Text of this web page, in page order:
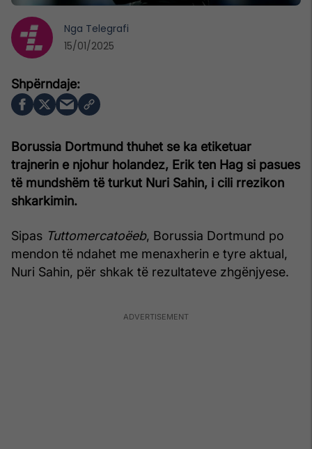
Borussia Dortmund thuhet se ka etiketuar
trajnerin e njohur holandez, Erik ten Hag si pasues
të mundshëm të turkut Nuri Sahin, i cili rrezikon
shkarkimin.
Sipas Tuttomercatoëeb, Borussia Dortmund po
mendon të ndahet me menaxherin e tyre aktual,
Nuri Sahin, për shkak të rezultateve zhgënjyese.
Nga Telegrafi
15/01/2025